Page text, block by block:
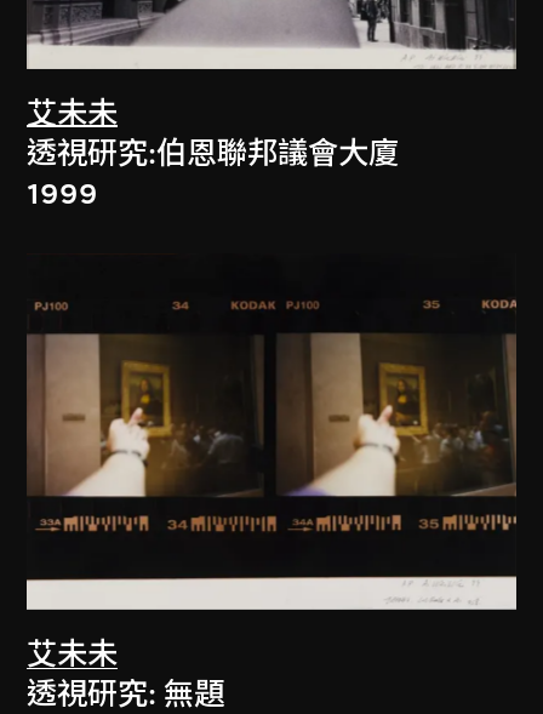
艾未未
透視研究:伯恩聯邦議會大廈
1999
艾未未
透視研究: 無題